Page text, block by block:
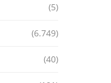
(5)
(6.749)
(40)